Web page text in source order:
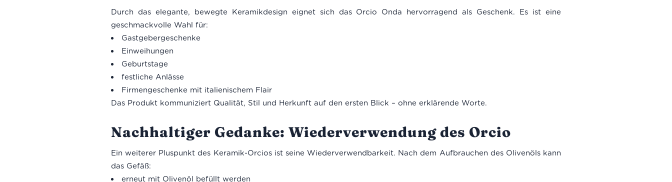
Durch das elegante, bewegte Keramikdesign eignet sich das Orcio Onda hervorragend als Geschenk. Es ist eine
geschmackvolle Wahl für:
Gastgebergeschenke
Einweihungen
Geburtstage
festliche Anlässe
Firmengeschenke mit italienischem Flair
Das Produkt kommuniziert Qualität, Stil und Herkunft auf den ersten Blick – ohne erklärende Worte.
Nachhaltiger Gedanke: Wiederverwendung des Orcio
Ein weiterer Pluspunkt des Keramik-Orcios ist seine Wiederverwendbarkeit. Nach dem Aufbrauchen des Olivenöls kann
das Gefäß:
erneut mit Olivenöl befüllt werden